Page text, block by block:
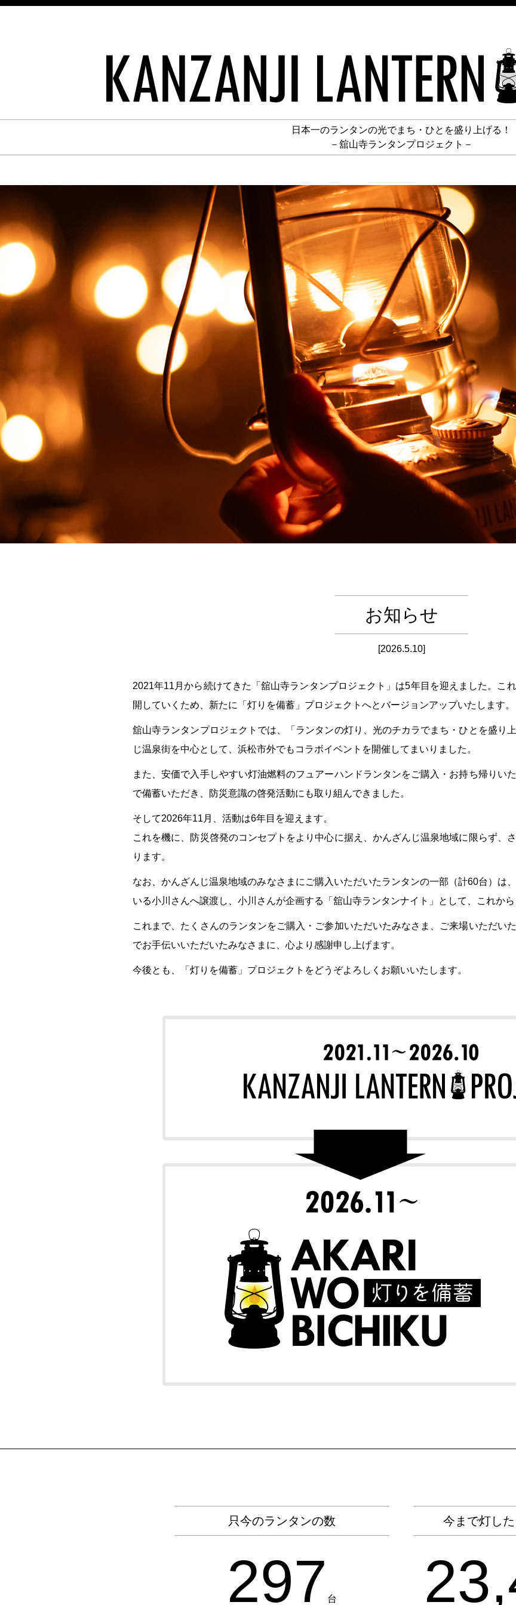
日本一のランタンの光でまち・ひとを盛り上げる！
－舘山寺ランタンプロジェクト－
お知らせ
[2026.5.10]
2021年11月から続けてきた「舘山寺ランタンプロジェクト」は5年目を迎えました。こ
開していくため、新たに「灯りを備蓄」プロジェクトへとバージョンアップいたします。
舘山寺ランタンプロジェクトでは、「ランタンの灯り、光のチカラでまち・ひとを盛り
じ温泉街を中心として、浜松市外でもコラボイベントを開催してまいりました。
また、安価で入手しやすい灯油燃料のフュアーハンドランタンをご購入・お持ち帰りい
で備蓄いただき、防災意識の啓発活動にも取り組んできました。
そして2026年11月、活動は6年目を迎えます。
これを機に、防災啓発のコンセプトをより中心に据え、かんざんじ温泉地域に限らず、
ります。
なお、かんざんじ温泉地域のみなさまにご購入いただいたランタンの一部（計60台）は
いる小川さんへ譲渡し、小川さんが企画する「舘山寺ランタンナイト」として、これから
これまで、たくさんのランタンをご購入・ご参加いただいたみなさま、ご来場いただい
でお手伝いいただいたみなさまに、心より感謝申し上げます。
今後とも、「灯りを備蓄」プロジェクトをどうぞよろしくお願いいたします。
只今のランタンの数
297 台
今まで灯し